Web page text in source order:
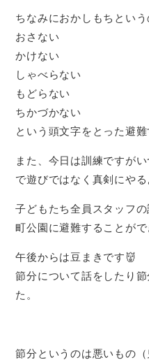
ちなみにおかしもちという
おさない
かけない
しゃべらない
もどらない
ちかづかない
という頭文字をとった避
また、今日は訓練ですが
で遊びではなく真剣にやる
子どもたち全員スタッフ
町公園に避難することがで
午後からは豆まきです👹
節分について話をしたり
た。
節分というのは悪いもの